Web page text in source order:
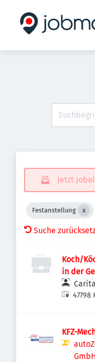
Jetzt
Festanstellung
Suche
Koch/
in der
47798
KFZ-